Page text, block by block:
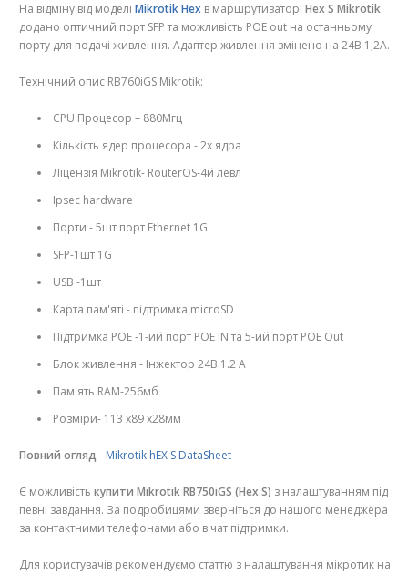
На відміну від моделі Mikrotik Hex в маршрутизаторі Hex S Mikrotik
додано оптичний порт SFP та можливість POE out на останньому
порту для подачі живлення. Адаптер живлення змінено на 24В 1,2А.
Технічний опис RB760iGS Mikrotik:
CPU Процесор – 880Мгц
Кількість ядер процесора - 2х ядра
Ліцензія Mikrotik- RouterOS-4й левл
Ipsec hardware
Порти - 5шт порт Ethernet 1G
SFP-1шт 1G
USB -1шт
Карта пам'яті - підтримка microSD
Підтримка POE -1-ий порт POE IN та 5-ий порт POE Out
Блок живлення - Інжектор 24В 1.2 А
Пам'ять RAM-256мб
Розміри- 113 х89 х28мм
Повний огляд - Mikrotik hEX S DataSheet
Є можливість купити Mikrotik RB750iGS (Hex S) з налаштуванням під
певні завдання. За подробицями зверніться до нашого менеджера
за контактними телефонами або в чат підтримки.
Для користувачів рекомендуємо статтю з налаштування мікротик на